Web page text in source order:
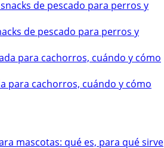
de pescado para perros y
para cachorros, cuándo y cómo